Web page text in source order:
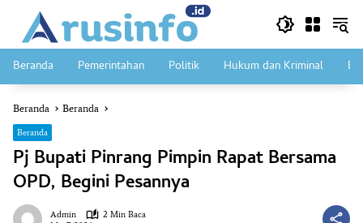
konten
Beranda Pemerintahan Politik Hukum dan Kriminal
Beranda Beranda
Beranda
Pj Bupati Pinrang Pimpin Rapat Bersama
OPD, Begini Pesannya
Admin
2 Min Baca